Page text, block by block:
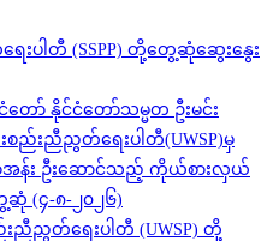
ေးပါတီ (SSPP) တို့တွေ့ဆုံဆွေးနွေး
တော် နိုင်ငံတော်သမ္မတ ဦးမင်း
ည်းညီညွတ်ရေးပါတီ(UWSP)မှ
အန်း ဦးဆောင်သည့် ကိုယ်စားလှယ်
(၄-၈-၂၀၂၆)
းညီညွတ်ရေးပါတီ (UWSP) တို့